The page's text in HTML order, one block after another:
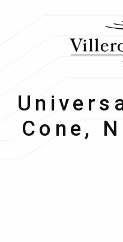
Villeroy
Cone,